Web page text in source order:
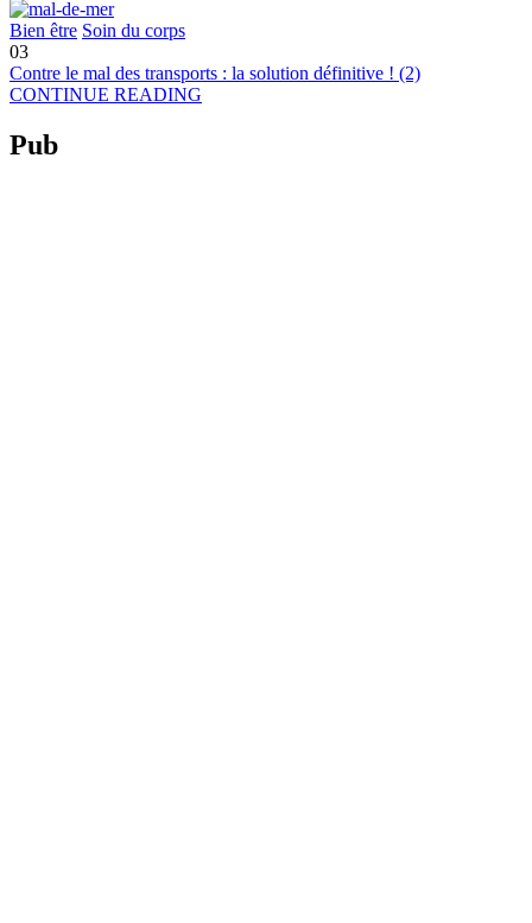
Bien être Soin du corps
03
Contre le mal des transports : la solution définitive ! (2)
CONTINUE READING
Pub